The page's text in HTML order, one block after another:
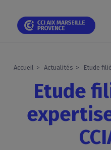
navigation
navigation
principal
mobile
Accueil Actualités Etude
Etude